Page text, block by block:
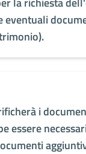
i
essere